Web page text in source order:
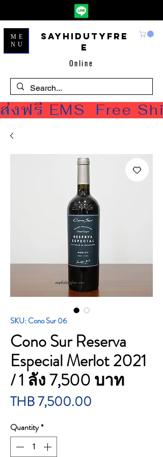
Sayhidutyfre
e
Online
ME
NU
ส่งฟรี EMS  Free
SKU: Cono Sur 06
Cono Sur Reserva
Especial Merlot 2021
/ 1 ลัง 7,500 บาท
THB 7,500.00
Quantity*